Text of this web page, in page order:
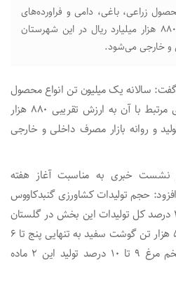
زراعی، باغی، دامی و فراورده‌های
مرتبط با آن به ارزش تقریبی ۸۸۰ هزار میلیارد ریال در این شهرستان
و خارجی می‌شود.
سالانه یک میلیون تن انواع محصول
زراعی، باغی، دامی و فراورده‌های مرتبط با آن به ارزش تقریبی ۸۸۰ هزار
و روانه بازار مصرف داخلی و خارجی
نشست خبری به مناسبت آغاز هفته
(۲۱ تا ۲۷ خرداد) افزود: حجم تولیدات کشاورزی گنبدکاووس
و ارزش ریالی آن معادل ۲۰ تا ۲۲ درصد کل تولیدات این بخش در گلستان
است و این شهرستان با تولید ۵۶ هزار تن گوشت سفید به تنهایی پنج تا ۶
درصد و با تولید ۷۳ هزار تن تخم مرغ ۹ تا ۱۰ درصد تولید این ۲ ماده